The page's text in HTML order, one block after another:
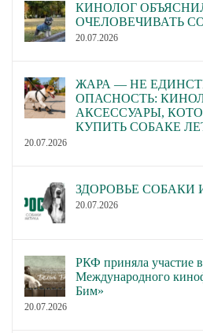
КИНОЛОГ
ОЧЕЛОВЕЧИВАТЬ
20.07.2026
ЖАРА — НЕ
ОПАСНОСТЬ:
АКСЕССУАРЫ,
КУПИТЬ СОБАКЕ
20.07.2026
ЗДОРОВЬЕ
20.07.2026
РКФ приняла участие
Международного
Бим»
20.07.2026